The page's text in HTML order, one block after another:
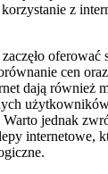
z
oferować
cen
dają również
jednak
internetowe,